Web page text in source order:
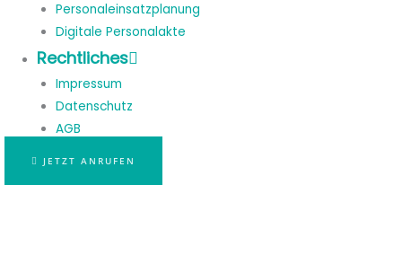
Personaleinsatzplanung
Digitale Personalakte
Rechtliches
Impressum
Datenschutz
AGB
JETZT ANRUFEN